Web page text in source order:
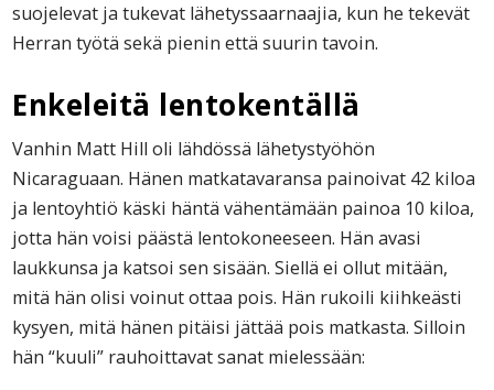
suojelevat ja tukevat lähetyssaarnaajia, kun he tekevät
Herran työtä sekä pienin että suurin tavoin.
Enkeleitä lentokentällä
Vanhin Matt Hill oli lähdössä lähetystyöhön
Nicaraguaan. Hänen matkatavaransa painoivat 42 kiloa
ja lentoyhtiö käski häntä vähentämään painoa 10 kiloa,
jotta hän voisi päästä lentokoneeseen. Hän avasi
laukkunsa ja katsoi sen sisään. Siellä ei ollut mitään,
mitä hän olisi voinut ottaa pois. Hän rukoili kiihkeästi
kysyen, mitä hänen pitäisi jättää pois matkasta. Silloin
hän “kuuli” rauhoittavat sanat mielessään: